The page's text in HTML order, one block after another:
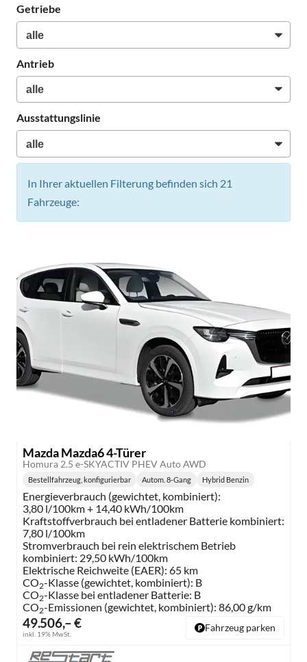
Getriebe
Antrieb
Ausstattungslinie
In Ihrer aktuellen Filterung befinden sich 21
Fahrzeuge:
Mazda Mazda6 4-Türer
Homura 2.5 e-SKYACTIV PHEV Auto AWD
49.506,– €
inkl. 19% MwSt.
Bestellfahrzeug, konfigurierbar
Getriebe:
Autom. 8-Gang
Kraftstoff:
Hybrid Benzin
Energieverbrauch (gewichtet, kombiniert):
3,80 l/100km + 14,40 kWh/100km
Kraftstoffverbrauch bei entladener Batterie kombiniert:
7,80 l/100km
Stromverbrauch bei rein elektrischem Betrieb
kombiniert: 29,50 kWh/100km
Elektrische Reichweite (EAER): 65 km
CO2-Klasse (gewichtet, kombiniert): B
CO2-Klasse bei entladener Batterie: B
CO2-Emissionen (gewichtet, kombiniert): 86,00 g/km
Fahrzeug parken